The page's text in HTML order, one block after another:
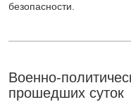
безопасности.
Военно-
прошедших суток